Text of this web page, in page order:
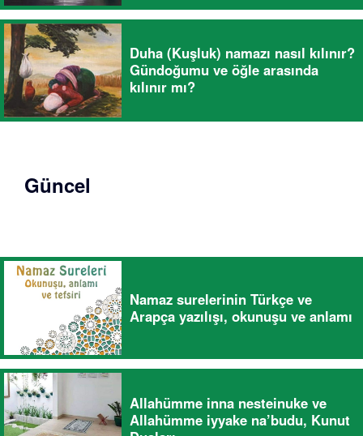
Duha (Kuşluk) namazı nasıl kılınır?
Gündoğumu ve öğle arasında
kılınır mı?
Güncel
Namaz surelerinin Türkçe ve
Arapça yazılışı, okunuşu ve anlamı
Allahümme inna nesteinuke ve
Allahümme iyyake na’budu, Kunut